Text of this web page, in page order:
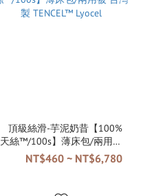
頂級絲滑-芋泥奶昔【100%
天絲™/100s】薄床包/兩用被
台灣製 TENCEL™ Lyocel
NT$460 ~ NT$6,780